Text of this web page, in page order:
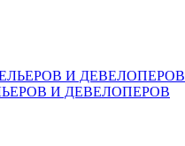
И ДЕВЕЛОПЕРОВ
И ДЕВЕЛОПЕРОВ